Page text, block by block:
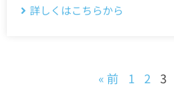
詳しくはこちらから
« 前 1 2 3